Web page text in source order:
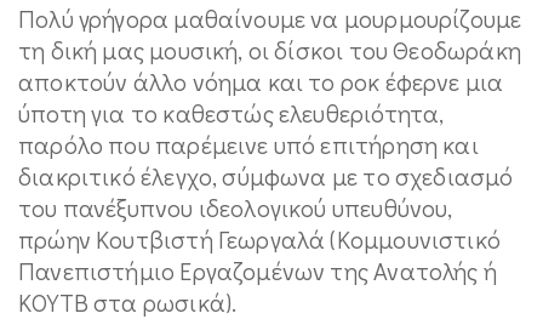
Πολύ γρήγορα μαθαίνουμε να μουρμουρίζουμε
τη δική μας μουσική, οι δίσκοι του Θεοδωράκη
αποκτούν άλλο νόημα και το ροκ έφερνε μια
ύποτη για το καθεστώς ελευθεριότητα,
παρόλο που παρέμεινε υπό επιτήρηση και
διακριτικό έλεγχο, σύμφωνα με το σχεδιασμό
του πανέξυπνου ιδεολογικού υπευθύνου,
πρώην Κουτβιστή Γεωργαλά (Κομμουνιστικό
Πανεπιστήμιο Εργαζομένων της Ανατολής ή
KΟΥTΒ στα ρωσικά).